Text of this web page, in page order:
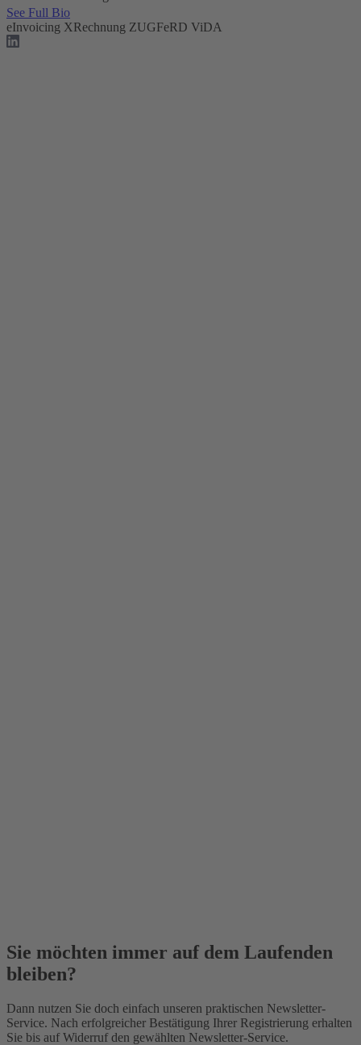
See Full Bio
eInvoicing XRechnung ZUGFeRD ViDA
Sie möchten immer auf dem Laufenden
bleiben?
Dann nutzen Sie doch einfach unseren praktischen Newsletter-
Service. Nach erfolgreicher Bestätigung Ihrer Registrierung erhalten
Sie bis auf Widerruf den gewählten Newsletter-Service.